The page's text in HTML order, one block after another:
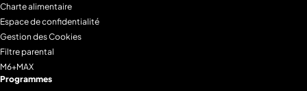
Charte alimentaire
Espace de confidentialité
Gestion des Cookies
Filtre parental
M6+MAX
Programmes